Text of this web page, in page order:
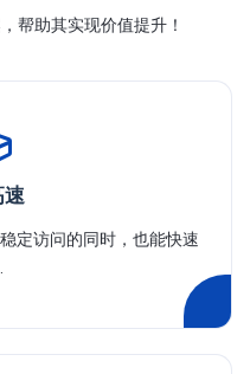
帮助其实现价值提升！
速
定访问的同时，也能快速